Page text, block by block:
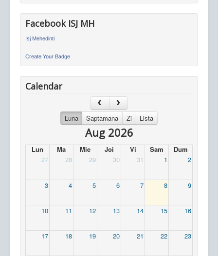
Facebook ISJ MH
Isj Mehedinti
Create Your Badge
Calendar
Luna Saptamana Zi Lista
Aug 2026
Lun Ma Mie Joi Vi Sam
Dum
27
28 29 30 31 1 2
3 4 5 6 7 8 9
10 11 12 13 14 15 16
17 18 19 20 21 22 23